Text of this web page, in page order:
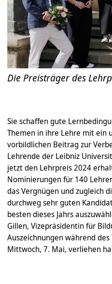
Die Preisträger des
Sie schaffen gute
Themen in ihre Lehre mit ein
vorbildlichen Beitrag zur
Lehrende der Leibniz
jetzt den Lehrpreis 2024
Nominierungen für 140
das Vergnügen und zugleich
durchweg sehr guten
besten dieses Jahrs
Gillen, Vizepräsidentin für
Auszeichnungen während
Mittwoch, 7. Mai, verliehen